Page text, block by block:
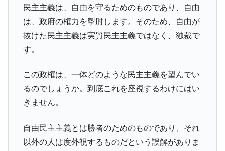
民主主義は、自由を守るためのものであり、自由
は、政府の権力を掣肘します。そのため、自由が
抜けた民主主義は実質民主主義ではなく、独裁で
す。
この政権は、一体どのような民主主義を望んでい
るのでしょうか。到底これを座視するわけにはい
きません。
自由民主主義とは勝者のためのものであり、それ
以外の人は度外視するものだという誤解がありま